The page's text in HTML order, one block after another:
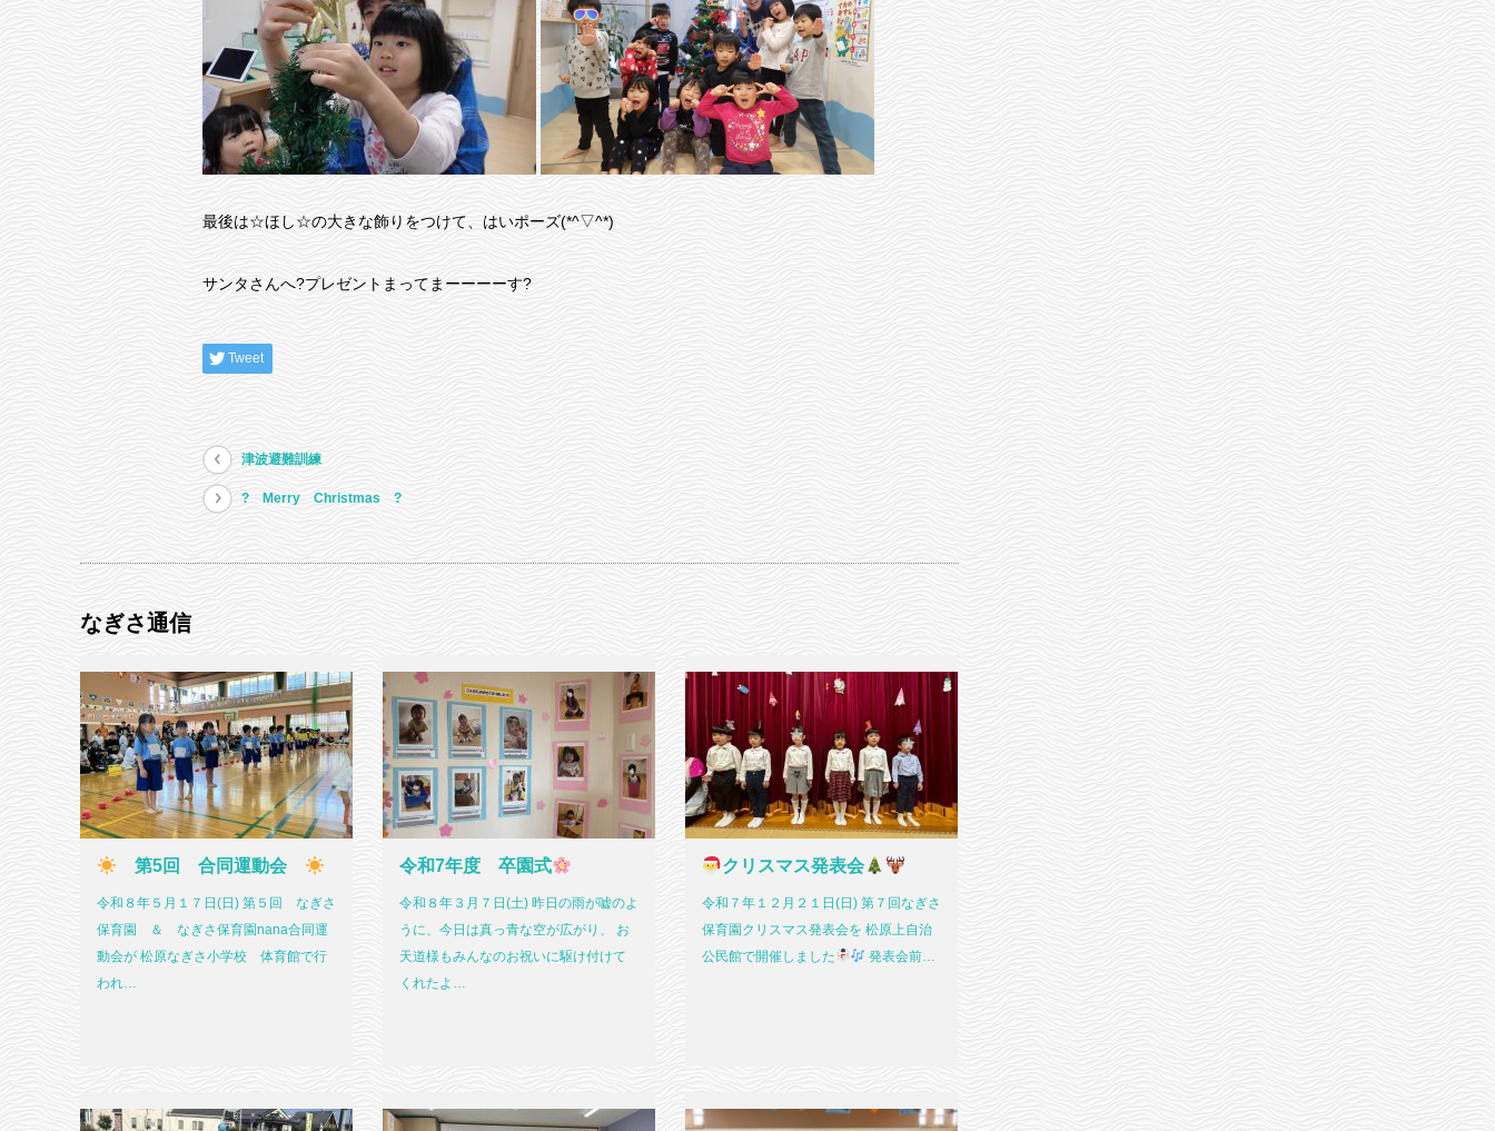
最後は☆ほし☆の大きな飾りをつけて、はいポーズ(*^▽^*)
サンタさんへ?プレゼントまってまーーーーす?
Tweet
津波避難訓練
? Merry Christmas ?
なぎさ通信
第5回 合同運動会
令和８年５月１７日(日) 第５回 なぎさ
保育園 ＆ なぎさ保育園nana合同運
動会が 松原なぎさ小学校 体育館で行
われ…
令和7年度 卒園式
令和８年３月７日(土) 昨日の雨が嘘のよ
うに、今日は真っ青な空が広がり、 お
天道様もみんなのお祝いに駆け付けて
くれたよ…
クリスマス発表会
令和７年１２月２１日(日) 第７回なぎさ
保育園クリスマス発表会を 松原上自治
公民館で開催しました
発表会前…